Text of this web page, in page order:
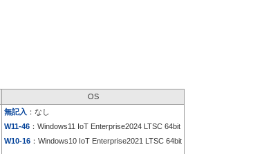
OS
無記入 ：なし
W11-46 ：Windows11 IoT Enterprise2024 LTSC 64bit
W10-16 ：Windows10 IoT Enterprise2021 LTSC 64bit